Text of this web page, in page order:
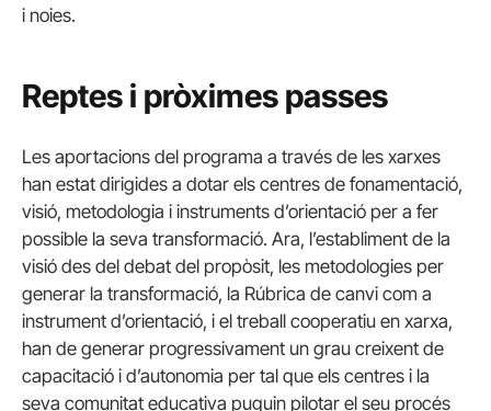
i noies.
Reptes i pròximes passes
Les aportacions del programa a través de les xarxes
han estat dirigides a dotar els centres de fonamentació,
visió, metodologia i instruments d’orientació per a fer
possible la seva transformació. Ara, l’establiment de la
visió des del debat del propòsit, les metodologies per
generar la transformació, la Rúbrica de canvi com a
instrument d’orientació, i el treball cooperatiu en xarxa,
han de generar progressivament un grau creixent de
capacitació i d’autonomia per tal que els centres i la
seva comunitat educativa puguin pilotar el seu procés